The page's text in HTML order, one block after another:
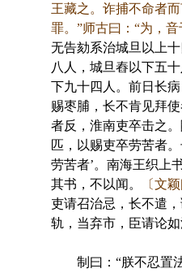
王藏之。诈捕不命者
罪。”师古曰：“为，音
无告劾系治城旦以上
八人，城旦舂以下五
下九十四人。前日长
赐枣脯，长不肯见拜
者反，淮南吏卒击之
匹，以赐吏卒劳苦者
劳苦者’。南海王织上
其书，不以闻。
〔文
吏请召治忌，长不遣
轨，当弃市，臣请论如
制曰：“朕不忍置法